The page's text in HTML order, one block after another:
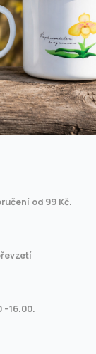
od 99 Kč.
–16.00.